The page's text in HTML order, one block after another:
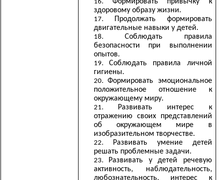
здоровому образу жизни.
Продолжать формировать
двигательные навыки у детей.
Соблюдать правила
безопасности при выполнении
опытов.
Соблюдать правила личной
гигиены.
Формировать эмоциональное
положительное отношение к
окружающему миру.
Развивать интерес к
отражению своих представлений
об окружающем мире в
изобразительном творчестве.
Развивать умение детей
решать проблемные задачи.
Развивать у детей речевую
активность, наблюдательность,
любознательность, интерес к